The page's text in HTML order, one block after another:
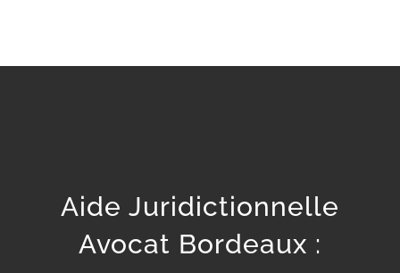
Aide Juridictionnelle
Avocat Bordeaux :